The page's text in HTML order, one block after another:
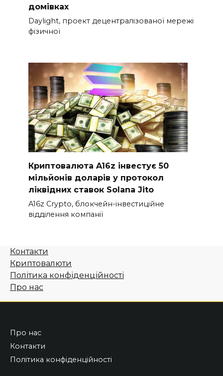
домівках
Daylight, проект децентралізованої мережі
фізичної
Криптовалюта A16z інвестує 50
мільйонів доларів у протокол
ліквідних ставок Solana Jito
A16z Crypto, блокчейн-інвестиційне
відділення компанії
Контакти
Криптовалюти
Політика конфіденційності
Про нас
Про нас
Контакти
Політика конфіденційності